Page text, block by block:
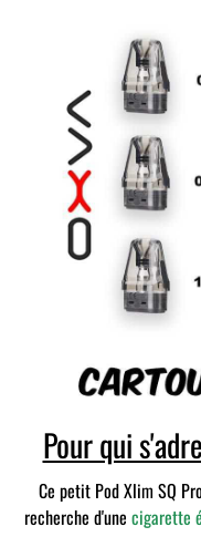
Pour qui
Ce petit Pod Xlim SQ
recherche d'une cigarette